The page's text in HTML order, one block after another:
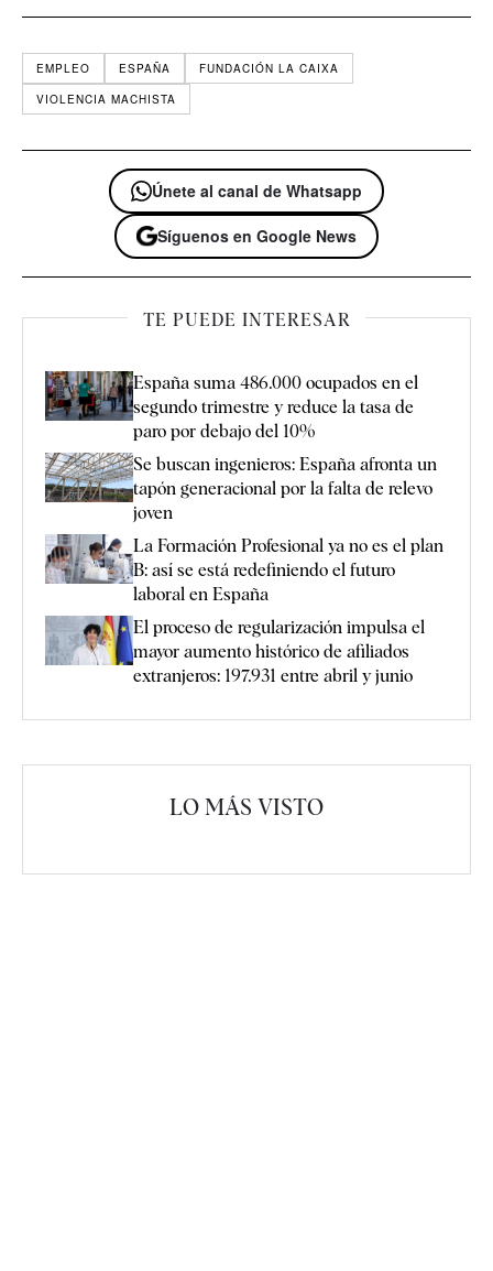
EMPLEO ESPAÑA
FUNDACIÓN LA CAIXA
VIOLENCIA MACHISTA
Únete al canal de Whatsapp
Síguenos en Google News
TE PUEDE INTERESAR
España suma 486.000 ocupados en el
segundo trimestre y reduce la tasa de
paro por debajo del 10%
Se buscan ingenieros: España afronta un
tapón generacional por la falta de relevo
joven
La Formación Profesional ya no es el plan
B: así se está redefiniendo el futuro
laboral en España
El proceso de regularización impulsa el
mayor aumento histórico de afiliados
extranjeros: 197.931 entre abril y junio
LO MÁS VISTO